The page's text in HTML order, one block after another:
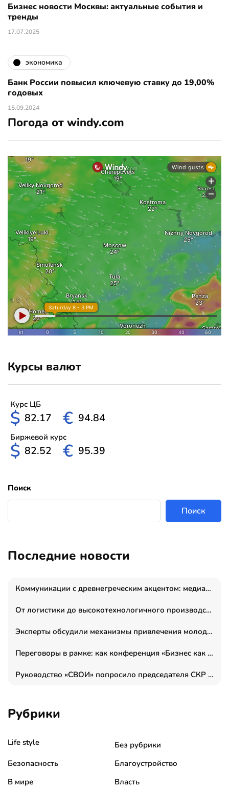
Бизнес новости Москвы: актуальные события и
тренды
17.07.2025
экономика
Банк России повысил ключевую ставку до 19,00%
годовых
15.09.2024
Погода от windy.com
Курсы валют
Курс ЦБ
$ 82.17 € 94.84
Биржевой курс
$ 82.52 € 95.39
Поиск
Поиск
Последние новости
Коммуникации с древнегреческим акцентом: медиаменеджер и журналист Владимир Дергачев запустил коммуникационное агентство «Сократ 2.0»
От логистики до высокотехнологичного производства: как основатель “гагаринга” выстраивает экосистему безопасности и гражданских БПЛА
Эксперты обсудили механизмы привлечения молодых специалистов в промышленные города
Переговоры в рамке: как конференция «Бизнес как искусство» переформатирует деловой этикет в стенах ТПП РФ
Руководство «СВОИ» попросило председателя СКР дать правовую оценку обысков в тыловом штабе
Рубрики
Life style
Без рубрики
Безопасность
Благоустройство
В мире
Власть